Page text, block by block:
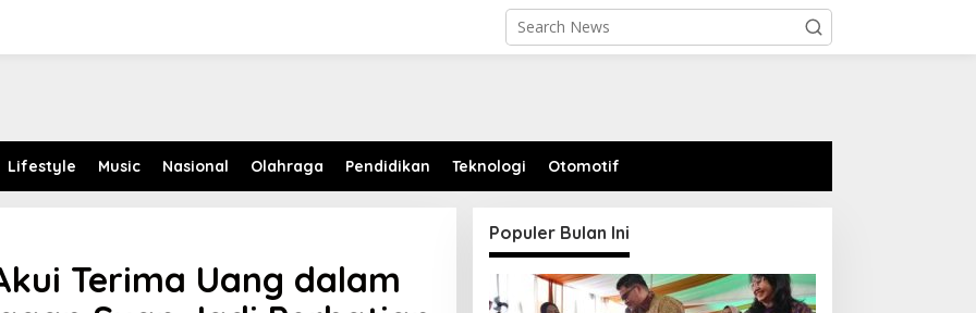
Lifestyle Music Nasional Olahraga Pendidikan Teknologi Otomotif
Terima Uang dalam
Populer Bulan Ini